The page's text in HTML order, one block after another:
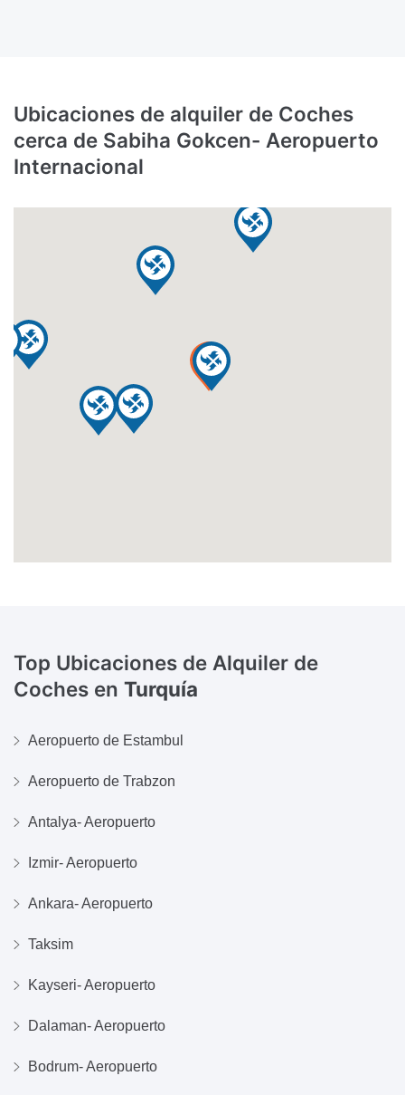
Ubicaciones de alquiler de Coches
cerca de Sabiha Gokcen- Aeropuerto
Internacional
Top Ubicaciones de Alquiler de
Coches en Turquía
Aeropuerto de Estambul
Aeropuerto de Trabzon
Antalya- Aeropuerto
Izmir- Aeropuerto
Ankara- Aeropuerto
Taksim
Kayseri- Aeropuerto
Dalaman- Aeropuerto
Bodrum- Aeropuerto